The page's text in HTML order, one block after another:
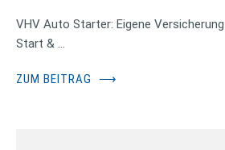
VHV Auto Starter: Eigene
Start & …
ZUM BEITRAG ⟶